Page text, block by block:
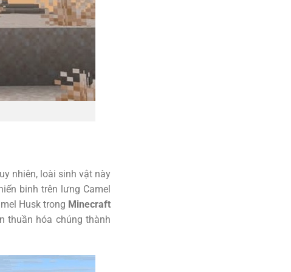
nhiên, loài sinh vật này
binh trên lưng Camel
Husk trong Minecraft
thuần hóa chúng thành